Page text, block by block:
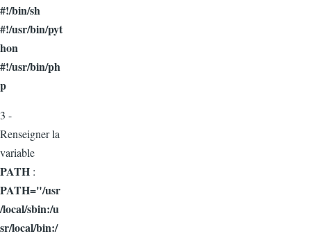
#!/bin/sh
#!/usr/bin/pyt
hon
#!/usr/bin/ph
p
3 -
Renseigner la
variable
PATH :
PATH="/usr
/local/sbin:/u
sr/local/bin:/